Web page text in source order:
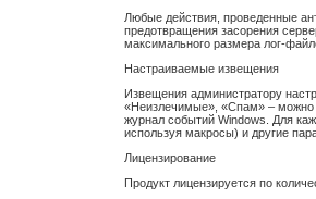
Любые действия, проведенные
предотвращения засорения
максимального размера лог-
Настраиваемые извещения
Извещения администратору
«Неизлечимые», «Спам» – можно
журнал событий Windows. Для
используя макросы) и другие
Лицензирование
Продукт лицензируется по